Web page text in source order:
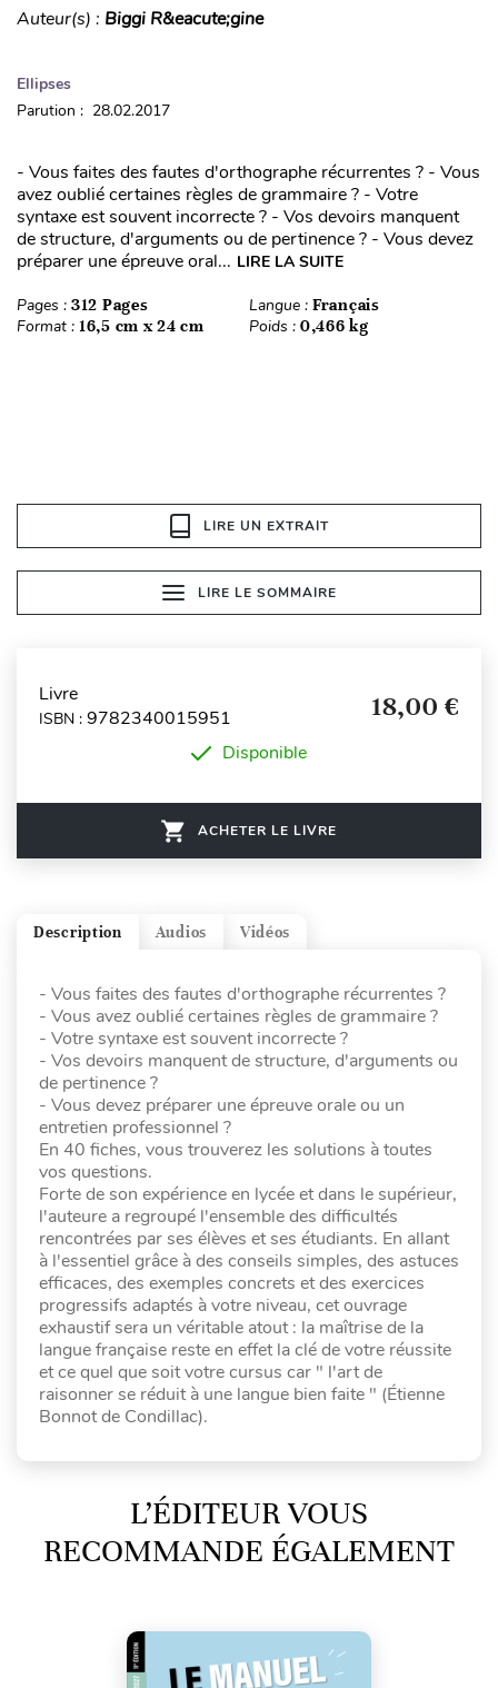
Auteur(s) : Biggi R&eacute;gine
Ellipses
Parution : 28.02.2017
- Vous faites des fautes d'orthographe récurrentes ? - Vous
avez oublié certaines règles de grammaire ? - Votre
syntaxe est souvent incorrecte ? - Vos devoirs manquent
de structure, d'arguments ou de pertinence ? - Vous devez
préparer une épreuve oral... LIRE LA SUITE
Pages : 312 Pages Langue : Français
Format : 16,5 cm x 24 cm Poids : 0,466 kg
LIRE UN EXTRAIT
LIRE LE SOMMAIRE
Livre
ISBN : 9782340015951 18,00 €
Disponible
ACHETER LE LIVRE
Vidéos
Audios
Description
- Vous faites des fautes d'orthographe récurrentes ?
- Vous avez oublié certaines règles de grammaire ?
- Votre syntaxe est souvent incorrecte ?
- Vos devoirs manquent de structure, d'arguments ou
de pertinence ?
- Vous devez préparer une épreuve orale ou un
entretien professionnel ?
En 40 fiches, vous trouverez les solutions à toutes
vos questions.
Forte de son expérience en lycée et dans le supérieur,
l'auteure a regroupé l'ensemble des difficultés
rencontrées par ses élèves et ses étudiants. En allant
à l'essentiel grâce à des conseils simples, des astuces
efficaces, des exemples concrets et des exercices
progressifs adaptés à votre niveau, cet ouvrage
exhaustif sera un véritable atout : la maîtrise de la
langue française reste en effet la clé de votre réussite
et ce quel que soit votre cursus car " l'art de
raisonner se réduit à une langue bien faite " (Étienne
Bonnot de Condillac).
L’ÉDITEUR VOUS
RECOMMANDE ÉGALEMENT